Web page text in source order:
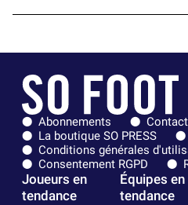
Abonnements
La boutique SO PRESS
Conditions générales
Consentement RGPD
Joueurs en
tendance
Équipes en
tendance